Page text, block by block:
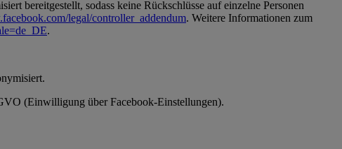
bereitgestellt, sodass keine Rückschlüsse auf einzelne Personen
legal/controller_addendum. Weitere Informationen zum
.
(Einwilligung über Facebook-Einstellungen).